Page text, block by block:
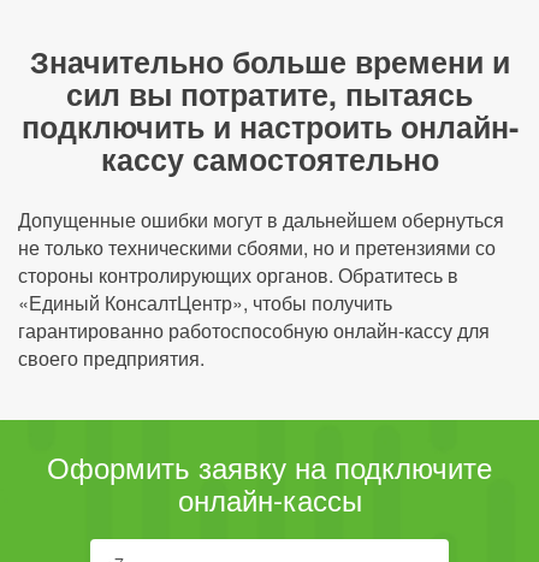
Значительно больше времени и
сил вы потратите, пытаясь
подключить и настроить онлайн-
кассу самостоятельно
Допущенные ошибки могут в дальнейшем обернуться
не только техническими сбоями, но и претензиями со
стороны контролирующих органов. Обратитесь в
«Единый КонсалтЦентр», чтобы получить
гарантированно работоспособную онлайн-кассу для
своего предприятия.
Оформить заявку на подключите
онлайн-кассы